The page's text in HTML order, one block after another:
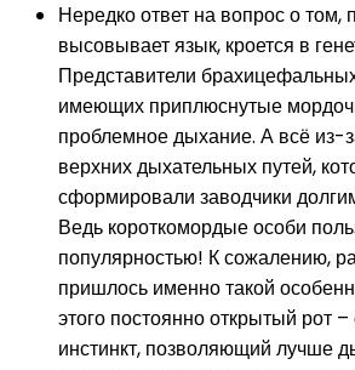
Нередко ответ на вопрос о том,
высовывает язык, кроется в
Представители
имеющих приплюснутые
проблемное дыхание. А всё из-
верхних дыхательных путей,
сформировали заводчики
Ведь короткомордые особи
популярностью! К сожалению,
пришлось именно такой
этого постоянно открытый рот
инстинкт, позволяющий лучше